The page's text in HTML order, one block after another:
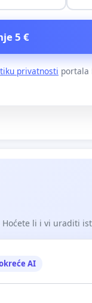
5 €
privatnosti portala
li i vi uraditi
AI